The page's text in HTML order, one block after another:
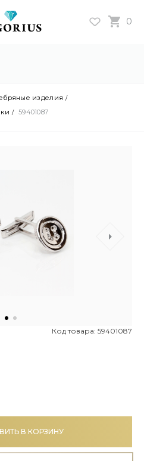
0
изделия
59401087
Код товара: 59401087
В КОРЗИНУ